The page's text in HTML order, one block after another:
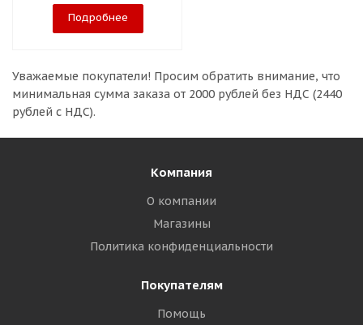
Подробнее
Уважаемые покупатели! Просим обратить внимание, что
минимальная сумма заказа от 2000 рублей без НДС (2440
рублей с НДС).
Компания
О компании
Магазины
Политика конфиденциальности
Покупателям
Помощь